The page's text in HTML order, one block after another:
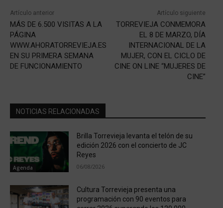
Artículo anterior
MÁS DE 6.500 VISITAS A LA
PÁGINA
WWW.AHORATORREVIEJA.ES
EN SU PRIMERA SEMANA
DE FUNCIONAMIENTO
Artículo siguiente
TORREVIEJA CONMEMORA
EL 8 DE MARZO, DÍA
INTERNACIONAL DE LA
MUJER, CON EL CICLO DE
CINE ON LINE “MUJERES DE
CINE”
NOTICIAS RELACIONADAS
Agenda
Brilla Torrevieja levanta el telón de su
edición 2026 con el concierto de JC
Reyes
06/08/2026
Cultura Torrevieja presenta una
programación con 90 eventos para